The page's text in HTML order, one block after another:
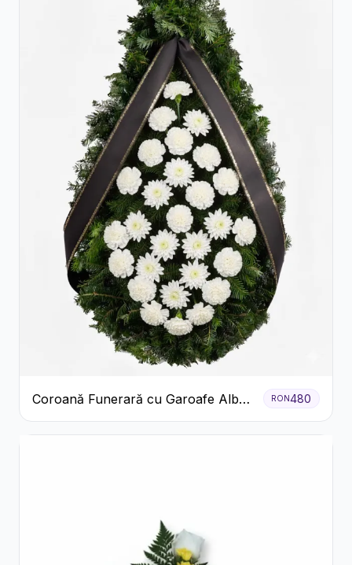
Coroană Funerară cu Garoafe Albe
și Crizanteme
RON480